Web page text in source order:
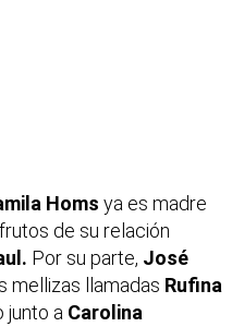
Homs ya es madre
frutos de su relación
Por su parte, José
mellizas llamadas Rufina
junto a Carolina